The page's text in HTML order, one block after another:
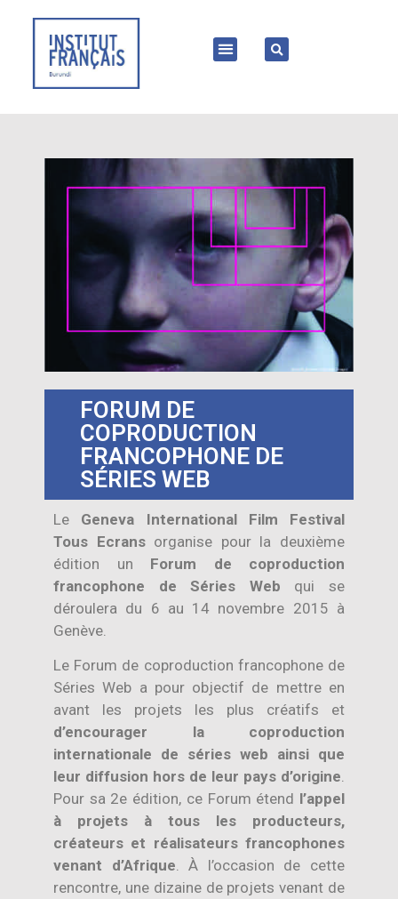
FORUM DE
COPRODUCTION
FRANCOPHONE DE
SÉRIES WEB
Le Geneva International Film Festival
Tous Ecrans organise pour la deuxième
édition un Forum de coproduction
francophone de Séries Web qui se
déroulera du 6 au 14 novembre 2015 à
Genève.
Le Forum de coproduction francophone de
Séries Web a pour objectif de mettre en
avant les projets les plus créatifs et
d’encourager la coproduction
internationale de séries web ainsi que
leur diffusion hors de leur pays d’origine
Pour sa 2e édition, ce Forum étend l’appel
à projets à tous les producteurs,
créateurs et réalisateurs francophones
venant d’Afrique . À l’occasion de cette
rencontre, une dizaine de projets venant de